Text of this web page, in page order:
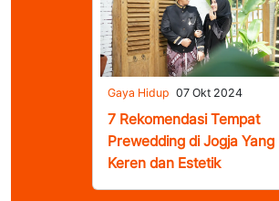
Gaya Hidup 07 Okt 2024
7 Rekomendasi Tempat
Prewedding di Jogja Yang
Keren dan Estetik